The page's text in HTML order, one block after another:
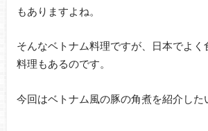
もありますよね。
そんなベトナム料理ですが、日本でよく
料理もあるのです。
今回はベトナム風の豚の角煮を紹介した